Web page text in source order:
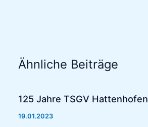
Ähnliche Beiträge
125 Jahre TSGV Hattenhofen
19.01.2023